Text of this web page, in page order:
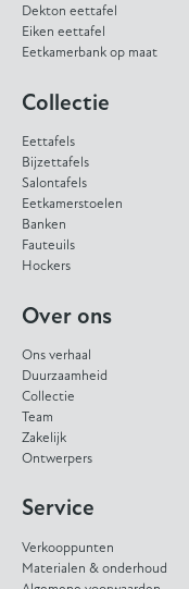
Dekton eettafel
Eiken eettafel
Eetkamerbank op maat
Collectie
Eettafels
Bijzettafels
Salontafels
Eetkamerstoelen
Banken
Fauteuils
Hockers
Over ons
Ons verhaal
Duurzaamheid
Collectie
Team
Zakelijk
Ontwerpers
Service
Verkooppunten
Materialen & onderhoud